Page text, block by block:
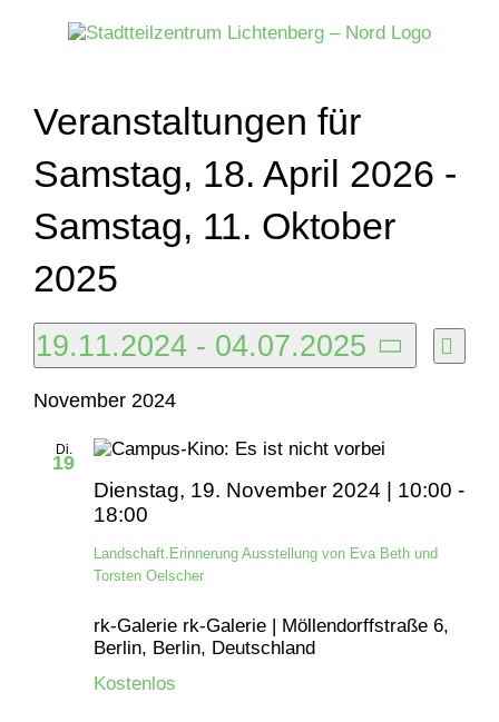
Veranstaltungen für
Samstag, 18. April 2026 -
Samstag, 11. Oktober
2025
Veranstaltungen
Liste
19.11.2024 - 04.07.2025
wählen.
November 2024
Di.
19
Landschaft.Erinnerung Ausstellung von Eva Beth und
Torsten Oelscher
Dienstag, 19. November 2024 | 10:00 -
18:00
rk-Galerie rk-Galerie | Möllendorffstraße 6,
Berlin, Berlin, Deutschland
Kostenlos